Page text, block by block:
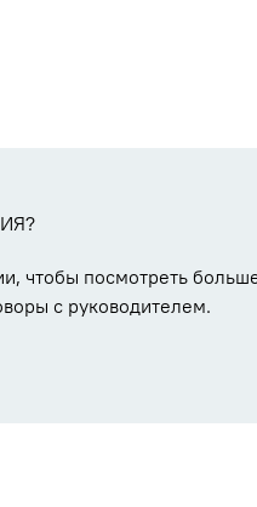
чтобы посмотреть
с руководителем.